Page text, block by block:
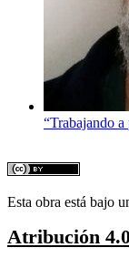
“Trabajando a
Esta obra está bajo
Atribución